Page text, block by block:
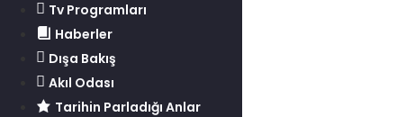
Tv Programları
Haberler
Dışa Bakış
Akıl Odası
Tarihin Parladığı Anlar